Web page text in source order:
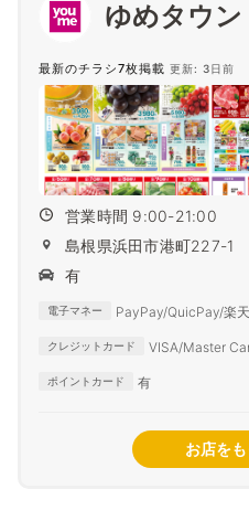
ゆめタウ
最新のチラシ7枚掲載 更新: 3日前
営業時間 9:00-21:00
島根県浜田市港町227-1
有
電子マネー PayPay/QuicPay/楽
クレジットカード
VISA/Master
ポイントカード 有
お店を